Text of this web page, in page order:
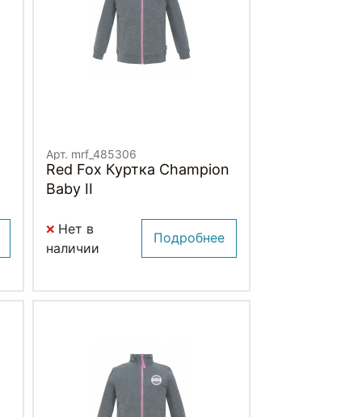
Арт. mrf_485306
Red Fox Куртка Champion
Baby II
Нет в
наличии
Подробнее